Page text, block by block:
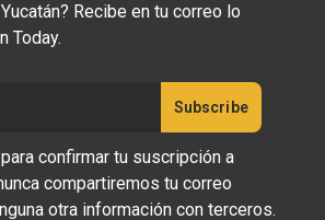
Recibe en tu correo lo
Today.
confirmar tu suscripción a
compartiremos tu correo
otra información con terceros.